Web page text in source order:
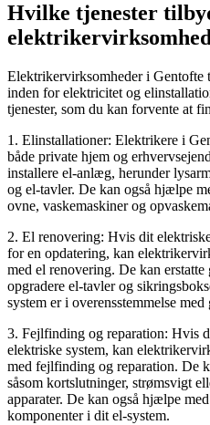
Hvilke tjenester
Elektrikervirksomheder i Gentofte
inden for elektricitet og
tjenester, som du kan forvente at
1. Elinstallationer: Elektrikere i
både private hjem og
installere el-anlæg, herunder
og el-tavler. De kan også hjælpe
ovne, vaskemaskiner og
2. El renovering: Hvis dit
for en opdatering, kan
med el renovering. De kan
opgradere el-tavler og
system er i overensstemmelse
3. Fejlfinding og reparation: Hvis
elektriske system, kan
med fejlfinding og reparation. De
såsom kortslutninger, strømsvigt
apparater. De kan også hjælpe
komponenter i dit el-system.